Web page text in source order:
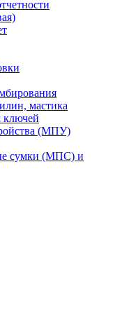
мастика
ключей
(МПУ)
сумки (МПС) и